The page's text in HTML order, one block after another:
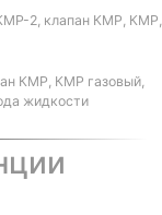
2, клапан КМР, КМР,
КМР, КМР газовый,
жидкости